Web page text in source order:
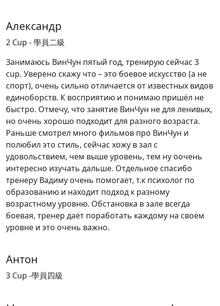
Александр
2 Cup - 學員二級
Занимаюсь ВинЧун пятый год, тренирую сейчас 3
cup. Уверено скажу что – это боевое искусство (а не
спорт), очень сильно отличается от известных видов
единоборств. К восприятию и понимаю пришёл не
быстро. Отмечу, что занятие ВинЧун не для ленивых,
но очень хорошо подходит для разного возраста.
Раньше смотрел много фильмов про ВинЧун и
полюбил это стиль, сейчас хожу в зал с
удовольствием, чем выше уровень, тем ну оочень
интересно изучать дальше. Отдельное спасибо
тренеру Вадиму очень помогает, т.к психолог по
образованию и находит подход к разному
возрастному уровню. Обстановка в зале всегда
боевая, тренер даёт поработать каждому на своём
уровне и это очень важно.
Антон
3 Cup -學員四級